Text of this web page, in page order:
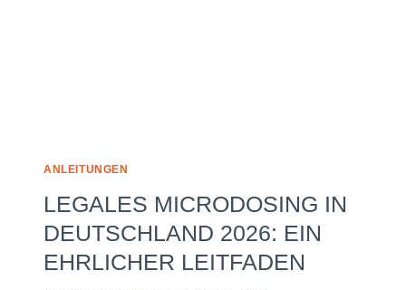
ANLEITUNGEN
LEGALES MICRODOSING IN
DEUTSCHLAND 2026: EIN
EHRLICHER LEITFADEN